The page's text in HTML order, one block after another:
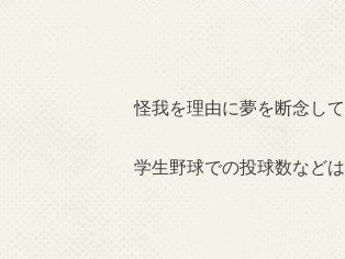
怪我を理由に夢を断念し
学生野球での投球数など